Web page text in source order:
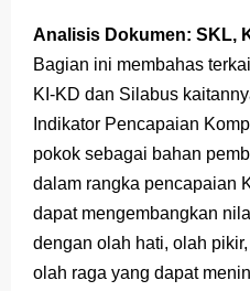
50 Latihan Prediksi Soal
Prediksi Soal TKA Geografi
Latihan Soal TKA Geografi 2025
STOP Belajar Geografi Pakai Cara Lama! 😤 TKA
Ebook Prediksi 150 Soal
3 Jurus Sakti Menaklukkan
Analisis Dokumen: SKL,
Bagian ini membahas
KI-KD dan Silabus
Indikator Pencapaian
pokok sebagai bahan
dalam rangka pencapaian
dapat mengembangkan
dengan olah hati, olah
olah raga yang dapat